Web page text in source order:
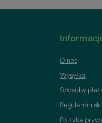
O nas
Wysyłka
Sposoby
Regulamin
Polityka